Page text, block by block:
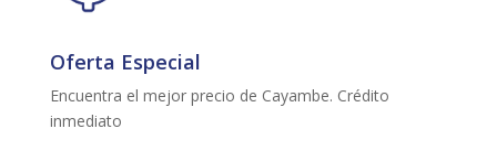
Oferta Especial
Encuentra el mejor precio de Cayambe. Crédito
inmediato